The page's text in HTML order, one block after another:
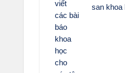
san khoa